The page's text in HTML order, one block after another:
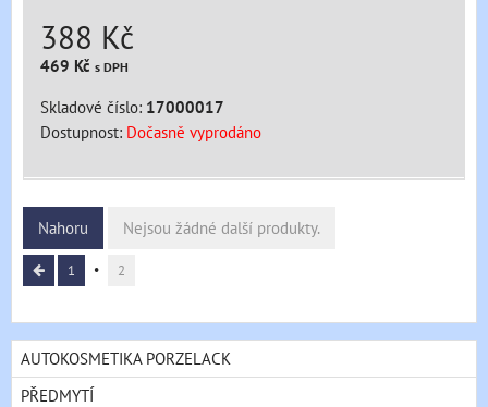
388 Kč
469 Kč s DPH
Skladové číslo: 17000017
Dostupnost: Dočasně vyprodáno
Nahoru Nejsou žádné další produkty.
1 2
AUTOKOSMETIKA PORZELACK
PŘEDMYTÍ